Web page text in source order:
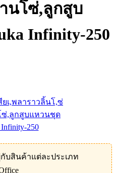
นโซ่,ลูกสูบ
Infinity-250
บสินค้าแต่ละประเภท